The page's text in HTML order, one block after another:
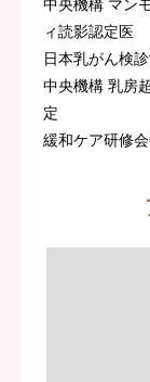
中央機構 マン
ィ読影認定医
日本乳がん検
中央機構 乳房
定
緩和ケア研修